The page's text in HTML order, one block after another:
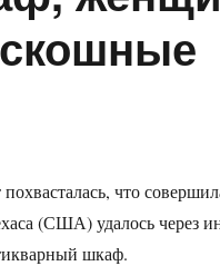
что
(США) удалось через
шкаф.